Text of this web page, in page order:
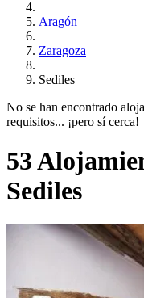
Aragón
Zaragoza
Sediles
No se han encontrado
requisitos... ¡pero sí cerca!
53
Sediles